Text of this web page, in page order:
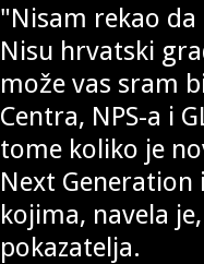
"Nisam rekao
Nisu hrvatski
može vas sram
Centra, NPS-a i
tome koliko je
Next
kojima, navela
pokazatelja.